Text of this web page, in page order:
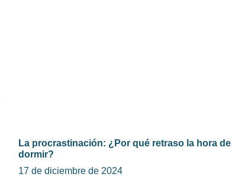
La procrastinación: ¿Por qué retraso la hora de
dormir?
17 de diciembre de 2024